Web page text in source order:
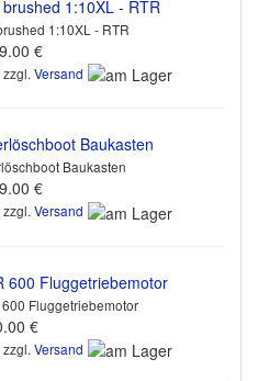
1:10XL - RTR
€
Versand
Baukasten
€
zzgl.Versand
Fluggetriebemotor
€
Versand